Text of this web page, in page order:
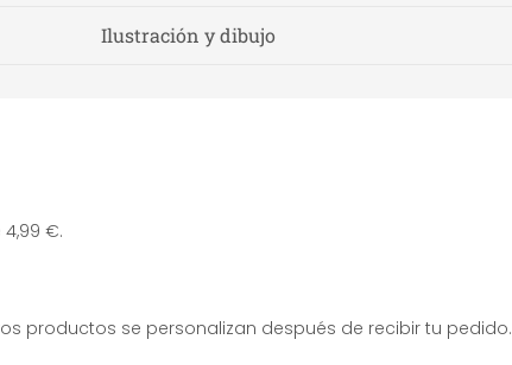
Ilustración y dibujo
€.
productos se personalizan después de recibir tu pedido.